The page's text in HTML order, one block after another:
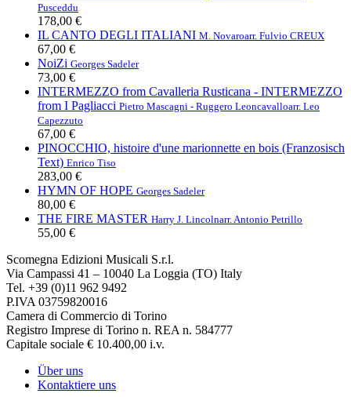
Pusceddu
178,00 €
IL CANTO DEGLI ITALIANI M. Novaroarr. Fulvio CREUX
67,00 €
NoiZi Georges Sadeler
73,00 €
INTERMEZZO from Cavalleria Rusticana - INTERMEZZO
from I Pagliacci Pietro Mascagni - Ruggero Leoncavalloarr. Leo
Capezzuto
67,00 €
PINOCCHIO, histoire d'une marionnette en bois (Franzosisch
Text) Enrico Tiso
283,00 €
HYMN OF HOPE Georges Sadeler
80,00 €
THE FIRE MASTER Harry J. Lincolnarr. Antonio Petrillo
55,00 €
Scomegna Edizioni Musicali S.r.l.
Via Campassi 41 – 10040 La Loggia (TO) Italy
Tel. +39 (0)11 962 9492
P.IVA 03759820016
Camera di Commercio di Torino
Registro Imprese di Torino n. REA n. 584777
Capitale sociale € 10.400,00 i.v.
Über uns
Kontaktiere uns